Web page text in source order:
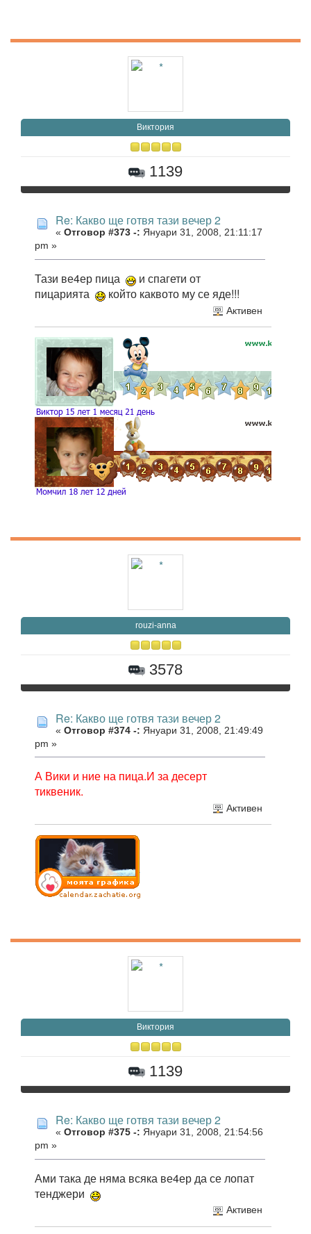
Виктория
1139
Re: Какво ще готвя тази вечер 2
« Отговор #373 -: Януари 31, 2008, 21:11:17
pm »
Тази ве4ер пица
и спагети от
пицарията
който каквото му се яде!!!
Активен
rouzi-anna
3578
Re: Какво ще готвя тази вечер 2
« Отговор #374 -: Януари 31, 2008, 21:49:49
pm »
А Вики и ние на пица.И за десерт
тиквеник.
Активен
Виктория
1139
Re: Какво ще готвя тази вечер 2
« Отговор #375 -: Януари 31, 2008, 21:54:56
pm »
Ами така де няма всяка ве4ер да се лопат
тенджери
Активен